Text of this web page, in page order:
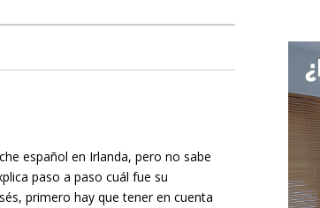
español en Irlanda, pero no sabe
paso a paso cuál fue su
primero hay que tener en cuenta